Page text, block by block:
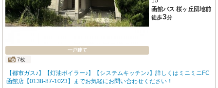
一戸建て
7枚
函館バス 桜ヶ丘団地前
徒歩3分
【都市ガス♪】【灯油ボイラー♪】【システムキッチン♪】詳しくはミニミニFC
函館店【0138-87-1023】までお気軽にお問い合わせください！